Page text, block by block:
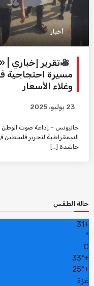
أخبار
تقرير إخباري |
مسيرة احتجاجية
وغلاء الأسعار
23 يوليو، 2025
خانيونس – إذاعة صوت الوطن
الديمقراطية لتحرير
حاشدة […]
حالة الطقس
+
31
°
C
+
33°
+
25°
غزة